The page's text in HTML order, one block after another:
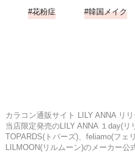
花粉症 韓国メイク
カラコン通販サイト LILY ANNA リ
当店限定発売のLILY ANNA １day(リ
TOPARDS(トパーズ)、feliamo(フェ
LILMOON(リルムーン)のメーカー公